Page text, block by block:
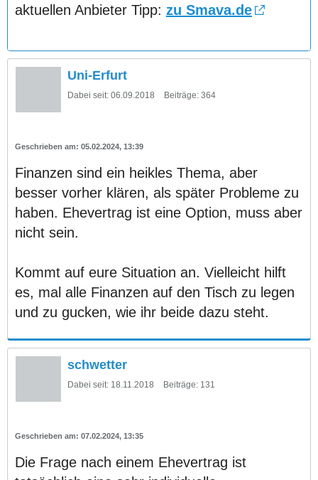
aktuellen Anbieter Tipp: zu Smava.de
Uni-Erfurt
Dabei seit: 06.09.2018 Beiträge: 364
05.02.2024, 13:39
Finanzen sind ein heikles Thema, aber
besser vorher klären, als später Probleme zu
haben. Ehevertrag ist eine Option, muss aber
nicht sein.
Kommt auf eure Situation an. Vielleicht hilft
es, mal alle Finanzen auf den Tisch zu legen
und zu gucken, wie ihr beide dazu steht.
schwetter
Dabei seit: 18.11.2018 Beiträge: 131
07.02.2024, 13:35
Die Frage nach einem Ehevertrag ist